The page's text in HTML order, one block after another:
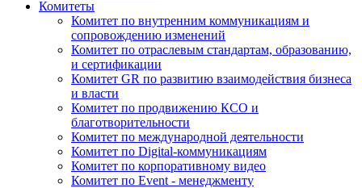
Комитеты
Комитет по внутренним коммуникациям и
сопровождению изменений
Комитет по отраслевым стандартам, образованию,
и сертификации
Комитет GR по развитию взаимодействия бизнеса
и власти
Комитет по продвижению КСО и
благотворительности
Комитет по международной деятельности
Комитет по Digital-коммуникациям
Комитет по корпоративному видео
Комитет по Event - менеджменту